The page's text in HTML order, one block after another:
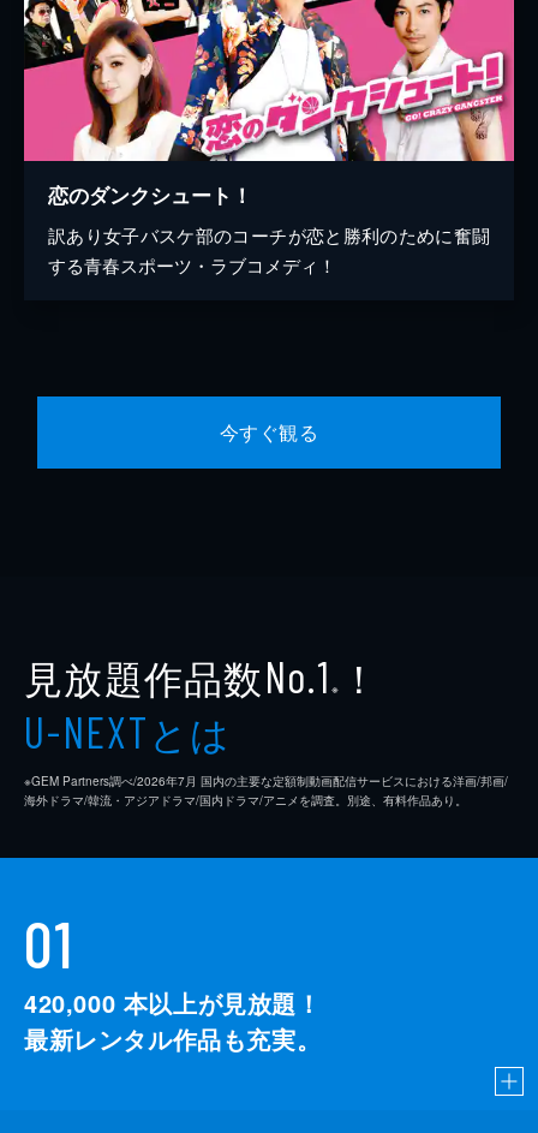
恋のダンクシュート！
訳あり女子バスケ部のコーチが恋と勝利のために奮闘
する青春スポーツ・ラブコメディ！
今すぐ観る
見放題作品数No.1 ※ ！
U-NEXTとは
※GEM Partners調べ/2026年7⽉ 国内の主要な定額制動画配信サービスにおける洋画/邦画/
海外ドラマ/韓流・アジアドラマ/国内ドラマ/アニメを調査。別途、有料作品あり。
01
420,000 本以上が見放題！
最新レンタル作品も充実。